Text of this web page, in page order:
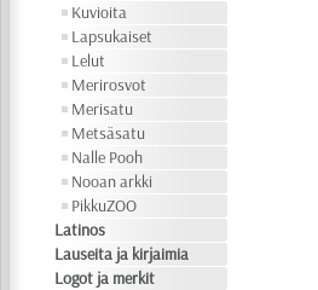
Kuvioita
Lapsukaiset
Lelut
Merirosvot
Merisatu
Metsäsatu
Nalle Pooh
Nooan arkki
PikkuZOO
Latinos
Lauseita ja kirjaimia
Logot ja merkit